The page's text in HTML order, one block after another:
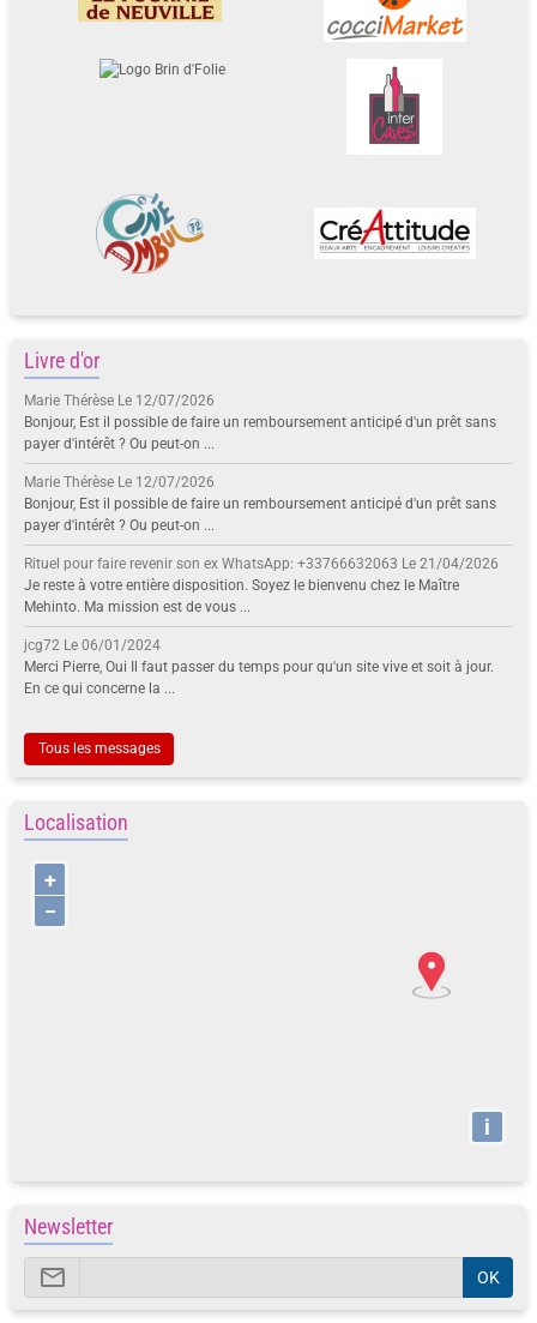
Livre d'or
Marie Thérèse Le 12/07/2026
Bonjour, Est il possible de faire un remboursement anticipé d'un prêt sans
payer d'intérêt ? Ou peut-on ...
Marie Thérèse Le 12/07/2026
Bonjour, Est il possible de faire un remboursement anticipé d'un prêt sans
payer d'intérêt ? Ou peut-on ...
Rituel pour faire revenir son ex WhatsApp: +33766632063 Le 21/04/2026
Je reste à votre entière disposition. Soyez le bienvenu chez le Maître
Mehinto. Ma mission est de vous ...
jcg72 Le 06/01/2024
Merci Pierre, Oui Il faut passer du temps pour qu'un site vive et soit à jour.
En ce qui concerne la ...
Tous les messages
Localisation
+
−
i
Newsletter
OK